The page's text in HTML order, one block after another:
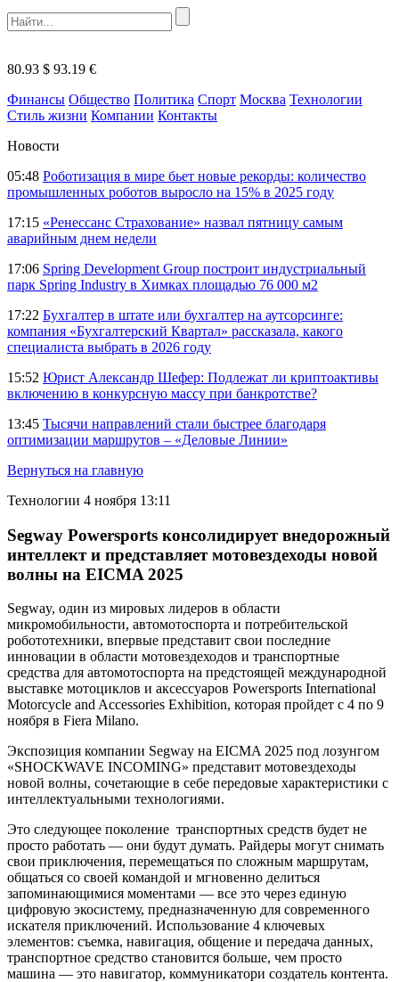
80.93 $ 93.19 €
Финансы Общество Политика Спорт Москва Технологии
Стиль жизни Компании Контакты
Новости
05:48 Роботизация в мире бьет новые рекорды: количество
промышленных роботов выросло на 15% в 2025 году
17:15 «Ренессанс Страхование» назвал пятницу самым
аварийным днем недели
17:06 Spring Development Group построит индустриальный
парк Spring Industry в Химках площадью 76 000 м2
17:22 Бухгалтер в штате или бухгалтер на аутсорсинге:
компания «Бухгалтерский Квартал» рассказала, какого
специалиста выбрать в 2026 году
15:52 Юрист Александр Шефер: Подлежат ли криптоактивы
включению в конкурсную массу при банкротстве?
13:45 Тысячи направлений стали быстрее благодаря
оптимизации маршрутов – «Деловые Линии»
Вернуться на главную
Технологии 4 ноября 13:11
Segway Powersports консолидирует внедорожный
интеллект и представляет мотовездеходы новой
волны на EICMA 2025
Segway, один из мировых лидеров в области
микромобильности, автомотоспорта и потребительской
робототехники, впервые представит свои последние
инновации в области мотовездеходов и транспортные
средства для автомотоспорта на предстоящей международной
выставке мотоциклов и аксессуаров Powersports International
Motorcycle and Accessories Exhibition, которая пройдет с 4 по 9
ноября в Fiera Milano.
Экспозиция компании Segway на EICMA 2025 под лозунгом
«SHOCKWAVE INCOMING» представит мотовездеходы
новой волны, сочетающие в себе передовые характеристики с
интеллектуальными технологиями.
Это следующее поколение транспортных средств будет не
просто работать — они будут думать. Райдеры могут снимать
свои приключения, перемещаться по сложным маршрутам,
общаться со своей командой и мгновенно делиться
запоминающимися моментами — все это через единую
цифровую экосистему, предназначенную для современного
искателя приключений. Использование 4 ключевых
элементов: съемка, навигация, общение и передача данных,
транспортное средство становится больше, чем просто
машина — это навигатор, коммуникатори создатель контента.